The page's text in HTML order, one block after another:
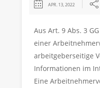
APR. 13, 2022
Aus Art. 9 Abs. 3
einer
arbeitgeberseitige
Informationen im
Eine